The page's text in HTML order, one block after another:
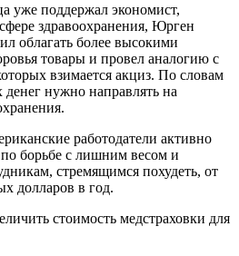
уже поддержал экономист,
здравоохранения, Юрген
облагать более высокими
товары и провел аналогию с
взимается акциз. По словам
нужно направлять на
работодатели активно
борьбе с лишним весом и
стремящимся похудеть, от
долларов в год.
стоимость медстраховки для